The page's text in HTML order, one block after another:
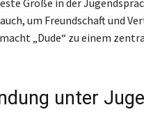
um Freundschaft und
„Dude“ zu einem
unter